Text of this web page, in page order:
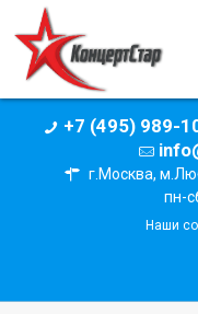
+7 (495) 989-
г.Москва,
пн-
Наши